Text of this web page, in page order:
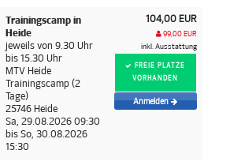
Trainingscamp in
Heide
jeweils von 9.30 Uhr
bis 15.30 Uhr
MTV Heide
Trainingscamp (2
Tage)
25746 Heide
Sa, 29.08.2026 09:30
bis So, 30.08.2026
15:30
104,00 EUR
99,00 EUR
inkl. Ausstattung
FREIE PLÄTZE
VORHANDEN
Anmelden